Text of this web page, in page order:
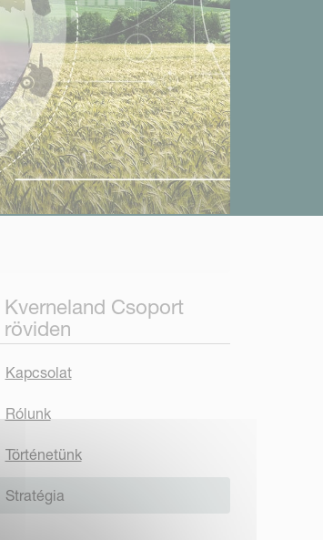
Kverneland Csoport
röviden
Kapcsolat
Rólunk
Történetünk
Stratégia